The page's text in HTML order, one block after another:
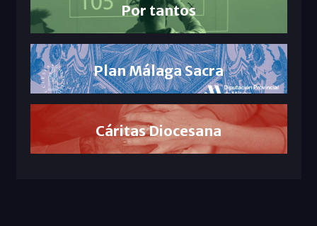
Por tantos
Plan Málaga Sacra
Cáritas Diocesana